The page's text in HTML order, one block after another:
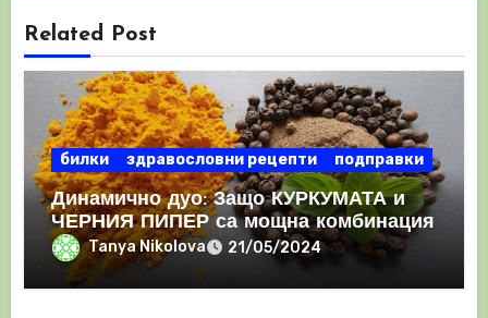
Related Post
билки здравословни рецепти подправки
Динамично дуо: Защо КУРКУМАТА и
ЧЕРНИЯ ПИПЕР са мощна комбинация
Tanya Nikolova 21/05/2024